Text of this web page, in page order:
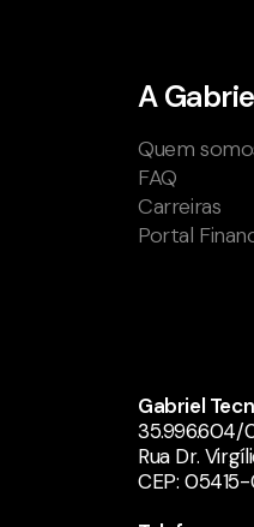
A
Quem
FAQ
Carreiras
Portal
Gabriel
35.996.604/
Rua Dr.
CEP: